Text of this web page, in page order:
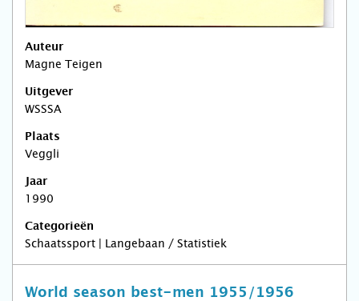
Auteur
Magne Teigen
Uitgever
WSSSA
Plaats
Veggli
Jaar
1990
Categorieën
Schaatssport | Langebaan / Statistiek
World season best-men 1955/1956